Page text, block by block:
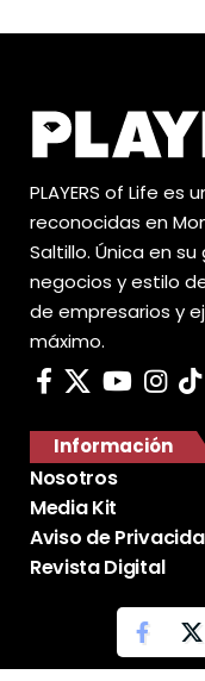
PLAYERS of Life
reconocidas en
Saltillo. Única en
negocios y estilo
de empresarios y
máximo.
Información
Nosotros
Media Kit
Aviso de
Revista Digital